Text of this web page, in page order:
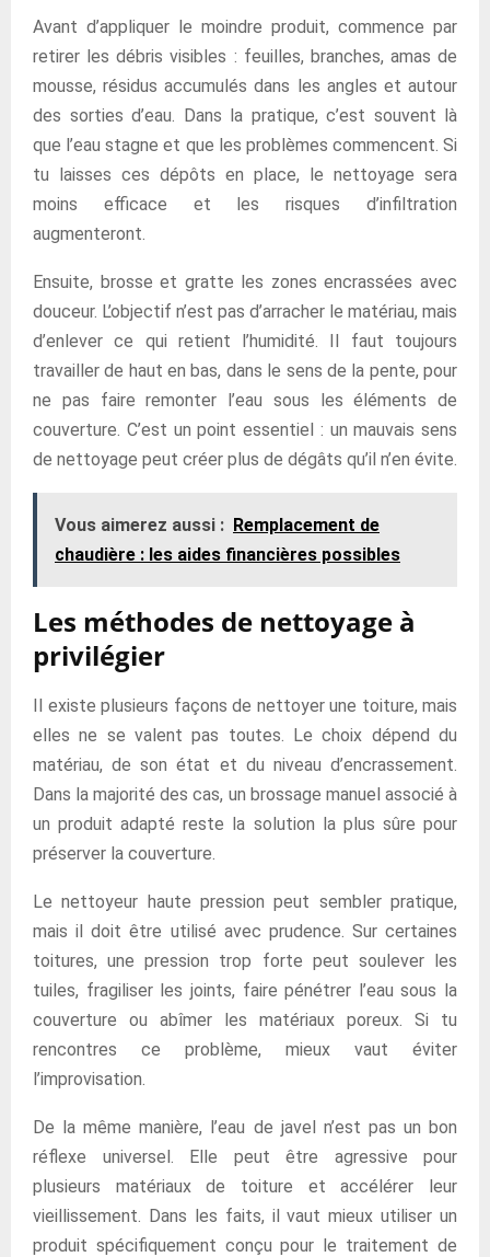
Avant d’appliquer le moindre produit, commence par
retirer les débris visibles : feuilles, branches, amas de
mousse, résidus accumulés dans les angles et autour
des sorties d’eau. Dans la pratique, c’est souvent là
que l’eau stagne et que les problèmes commencent. Si
tu laisses ces dépôts en place, le nettoyage sera
moins efficace et les risques d’infiltration
augmenteront.
Ensuite, brosse et gratte les zones encrassées avec
douceur. L’objectif n’est pas d’arracher le matériau, mais
d’enlever ce qui retient l’humidité. Il faut toujours
travailler de haut en bas, dans le sens de la pente, pour
ne pas faire remonter l’eau sous les éléments de
couverture. C’est un point essentiel : un mauvais sens
de nettoyage peut créer plus de dégâts qu’il n’en évite.
Vous aimerez aussi : Remplacement de
chaudière : les aides financières possibles
Les méthodes de nettoyage à
privilégier
Il existe plusieurs façons de nettoyer une toiture, mais
elles ne se valent pas toutes. Le choix dépend du
matériau, de son état et du niveau d’encrassement.
Dans la majorité des cas, un brossage manuel associé à
un produit adapté reste la solution la plus sûre pour
préserver la couverture.
Le nettoyeur haute pression peut sembler pratique,
mais il doit être utilisé avec prudence. Sur certaines
toitures, une pression trop forte peut soulever les
tuiles, fragiliser les joints, faire pénétrer l’eau sous la
couverture ou abîmer les matériaux poreux. Si tu
rencontres ce problème, mieux vaut éviter
l’improvisation.
De la même manière, l’eau de javel n’est pas un bon
réflexe universel. Elle peut être agressive pour
plusieurs matériaux de toiture et accélérer leur
vieillissement. Dans les faits, il vaut mieux utiliser un
produit spécifiquement conçu pour le traitement de